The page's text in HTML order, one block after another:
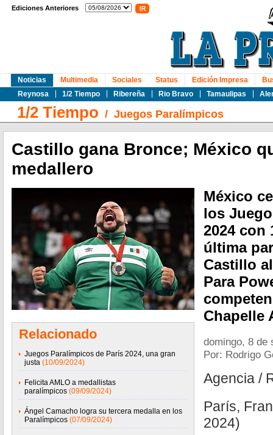
Ediciones Anteriores
Noticias
Reynosa
1/2 Tiempo Ribereña Rio Bravo Tamaulipas
Multimedia Sociales Status Edición Impresa
1/2 Tiempo / Juegos Paralímpicos
Castillo gana Bronce; México
medallero
Relacionado
Juegos Paralímpicos de París 2024, una gran
justa (10/09/2024)
Felicita AMLO a medallistas
paralímpicos (09/09/2024)
Ángel Camacho logra su tercera medalla en los
Paralímpicos (07/09/2024)
México
los
2024 con
última
Castillo
Para
Chapelle
domingo, 8 de
Por: Rodrigo
Agencia /
París,
2024)